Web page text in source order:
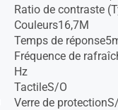
Ratio de contraste
Couleurs16,7M
Temps de
Fréquence de
Hz
TactileS/O
Verre de